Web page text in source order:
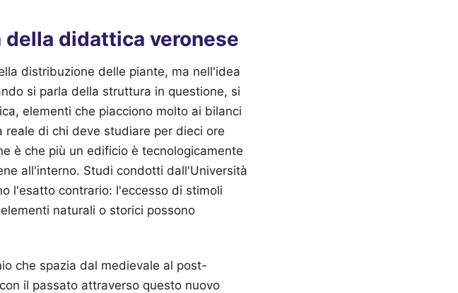
della didattica veronese
distribuzione delle piante, ma nell'idea
si parla della struttura in questione, si
elementi che piacciono molto ai bilanci
di chi deve studiare per dieci ore
è che più un edificio è tecnologicamente
all'interno. Studi condotti dall'Università
l'esatto contrario: l'eccesso di stimoli
naturali o storici possono
che spazia dal medievale al post-
il passato attraverso questo nuovo